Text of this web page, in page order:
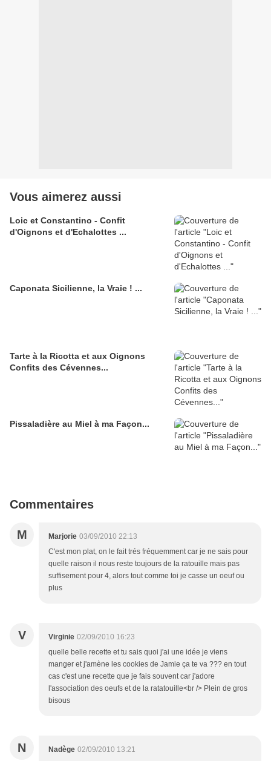
Vous aimerez aussi
Loic et Constantino - Confit
d'Oignons et d'Echalottes ...
Caponata Sicilienne, la Vraie ! ...
Tarte à la Ricotta et aux Oignons
Confits des Cévennes...
Pissaladière au Miel à ma Façon...
Commentaires
M Marjorie 03/09/2010 22:13
C'est mon plat, on le fait trés fréquemment car je ne sais pour
quelle raison il nous reste toujours de la ratouille mais pas
suffisement pour 4, alors tout comme toi je casse un oeuf ou
plus
V Virginie 02/09/2010 16:23
quelle belle recette et tu sais quoi j'ai une idée je viens
manger et j'amène les cookies de Jamie ça te va ??? en tout
cas c'est une recette que je fais souvent car j'adore
l'association des oeufs et de la ratatouille<br /> Plein de gros
bisous
N Nadège 02/09/2010 13:21